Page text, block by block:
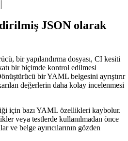
JSON olarak
bir yapılandırma dosyası, CI kesiti
bir biçimde kontrol edilmesi
bir YAML belgesini ayrıştırır
değerlerin daha kolay incelenmesi
için bazı YAML özellikleri kaybolur.
veya testlerde kullanılmadan önce
ve belge ayırıcılarının gözden